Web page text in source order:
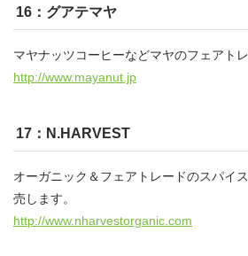
16：グアテマヤ
マヤナッツコーヒーなどマヤのフェアト
http://www.mayanut.jp
17：N.HARVEST
オーガニック＆フェアトレードのスパイ
売します。
http://www.nharvestorganic.com